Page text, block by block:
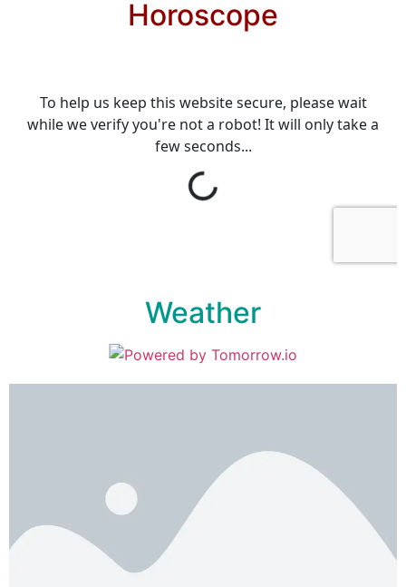
Horoscope
Weather